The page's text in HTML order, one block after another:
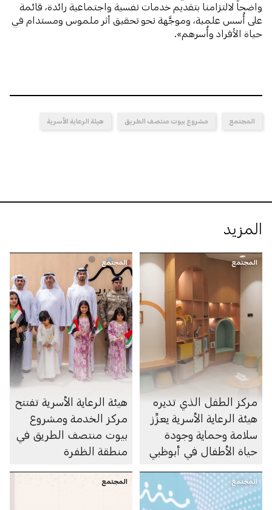
واضحاً لالتزامنا بتقديم خدمات نفسية واجتماعية رائدة، قائمة
على أُسس علمية، وموجَّهة نحو تحقيق أثر ملموس ومستدام في
حياة الأفراد وأُسرهم».
المجتمع مشروع بيوت منتصف الطريق هيئة الرعاية الأسرية
المزيد
المجتمع
مركز الطفل الذي تديره
هيئة الرعاية الأسرية يعزِّز
سلامة وحماية وجودة
حياة الأطفال في أبوظبي
المجتمع
هيئة الرعاية الأسرية تفتتح
مركز الخدمة ومشروع
بيوت منتصف الطريق في
منطقة الظفرة
المجتمع المجتمع